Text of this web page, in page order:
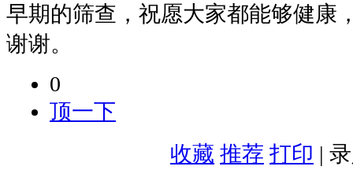
早期的筛查，祝愿大家都能够健康
谢谢。
0
顶一下
收藏 推荐 打印 |